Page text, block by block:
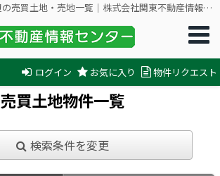
東武東上線 若葉駅周辺の売買土地・売地一覧｜株式会社関東不動産情報センター
ログイン お気に入り 物件リクエスト
売買土地物件一覧
検索条件を変更